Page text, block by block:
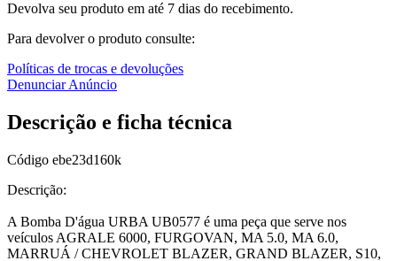
Devolva seu produto em até 7 dias do recebimento.
Para devolver o produto consulte:
Políticas de trocas e devoluções
Denunciar Anúncio
Descrição e ficha técnica
Código ebe23d160k
Descrição:
A Bomba D'água URBA UB0577 é uma peça que serve nos
veículos AGRALE 6000, FURGOVAN, MA 5.0, MA 6.0,
MARRUÁ / CHEVROLET BLAZER, GRAND BLAZER, S10,